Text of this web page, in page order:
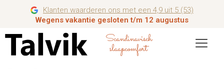
Klanten waarderen ons met een 4,9 uit 5 (53)
Wegens vakantie gesloten t/m 12 augustus
Scandinavisch
slaapcomfort